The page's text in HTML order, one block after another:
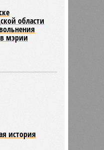
области
мэрии
история